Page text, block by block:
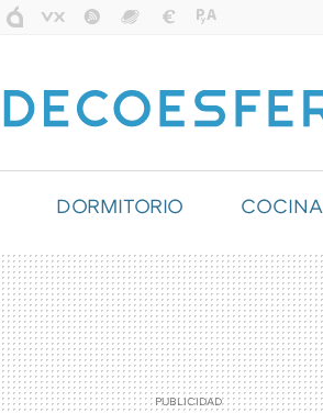
DORMITORIO COCINA
ILUMINACIÓN